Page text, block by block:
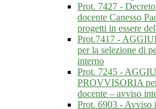
Prot. 7427 -
docente Canesso
progetti in essere
Prot.7417 -
per la selezione di
interno
Prot. 7245 -
PROVVISORIA
docente – avviso
Prot. 6903 - Avviso